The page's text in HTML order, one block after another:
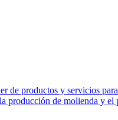
productos y servicios
producción de molienda y el